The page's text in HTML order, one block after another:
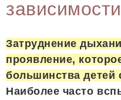
Затруднение
проявление,
большинства детей
Наиболее часто